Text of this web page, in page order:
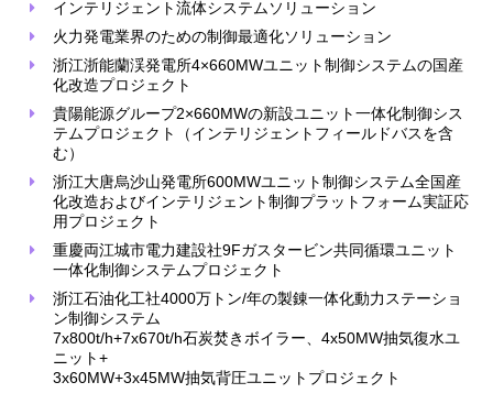
インテリジェント流体システムソリューション
火力発電業界のための制御最適化ソリューション
浙江浙能蘭渓発電所4×660MWユニット制御システムの国産
化改造プロジェクト
貴陽能源グループ2×660MWの新設ユニット一体化制御シス
テムプロジェクト（インテリジェントフィールドバスを含
む）
浙江大唐烏沙山発電所600MWユニット制御システム全国産
化改造およびインテリジェント制御プラットフォーム実証応
用プロジェクト
重慶両江城市電力建設社9Fガスタービン共同循環ユニット
一体化制御システムプロジェクト
浙江石油化工社4000万トン/年の製錬一体化動力ステーショ
ン制御システム
7x800t/h+7x670t/h石炭焚きボイラー、4x50MW抽気復水ユ
ニット+
3x60MW+3x45MW抽気背圧ユニットプロジェクト